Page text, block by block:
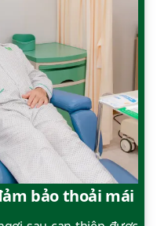
bảo thoải mái